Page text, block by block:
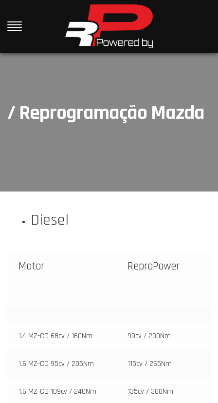
/ Reprogramação Mazda
Diesel
Motor ReproPower
1.4 MZ-CD 68cv / 160Nm 90cv / 200Nm
1.6 MZ-CD 95cv / 205Nm 115cv / 265Nm
1.6 MZ-CD 109cv / 240Nm 135cv / 300Nm